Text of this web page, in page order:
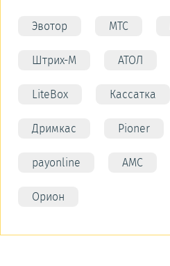
Эвотор МТС
Штрих-М АТОЛ
LiteBox Кассатка
Дримкас Pioner
payonline АМС
Орион